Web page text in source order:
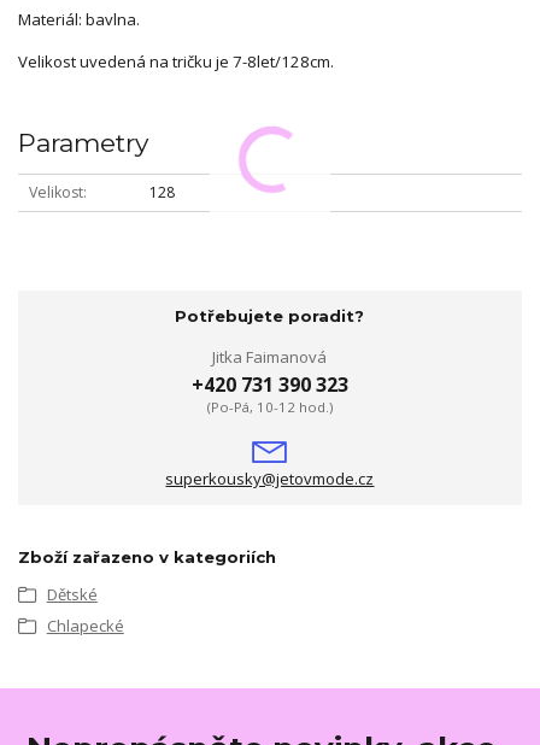
Materiál: bavlna.
Velikost uvedená na tričku je 7-8let/128cm.
Parametry
Velikost 128
Potřebujete poradit?
Jitka Faimanová
+420 731 390 323
(Po-Pá, 10-12 hod.)
superkousky@jetovmode.cz
Zboží zařazeno v kategoriích
Dětské
Chlapecké